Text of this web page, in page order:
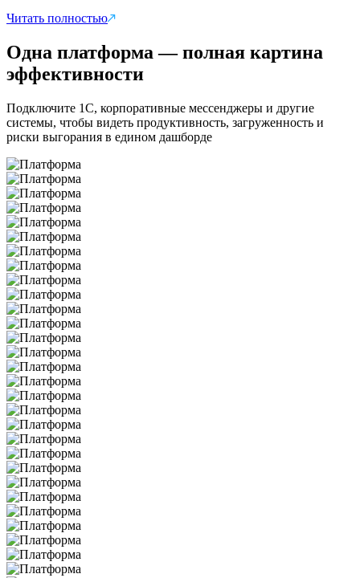
Читать полностью
Одна платформа — полная картина
эффективности
Подключите 1С, корпоративные мессенджеры и другие
системы, чтобы видеть продуктивность, загруженность и
риски выгорания в едином дашборде